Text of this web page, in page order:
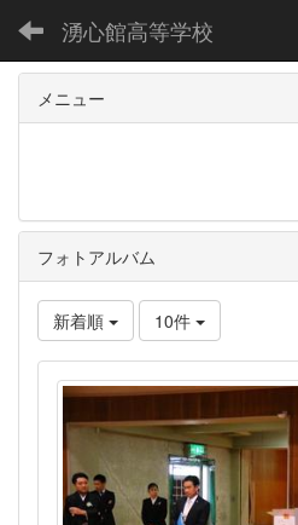
湧心館高等学校
メニュー
フォトアルバム
新着順 10件